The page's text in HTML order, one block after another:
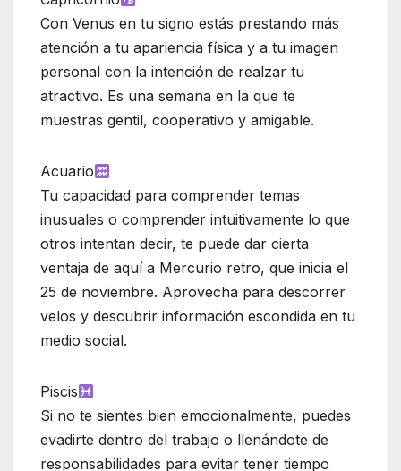
Con Venus en tu signo estás prestando más
atención a tu apariencia física y a tu imagen
personal con la intención de realzar tu
atractivo. Es una semana en la que te
muestras gentil, cooperativo y amigable.
Acuario
Tu capacidad para comprender temas
inusuales o comprender intuitivamente lo que
otros intentan decir, te puede dar cierta
ventaja de aquí a Mercurio retro, que inicia el
25 de noviembre. Aprovecha para descorrer
velos y descubrir información escondida en tu
medio social.
Piscis
Si no te sientes bien emocionalmente, puedes
evadirte dentro del trabajo o llenándote de
responsabilidades para evitar tener tiempo